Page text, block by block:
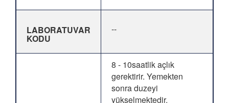
LABORATUVAR
KODU
--
8 - 10saatlik açlık
gerektirir. Yemekten
sonra duzeyi
yükselmektedir.